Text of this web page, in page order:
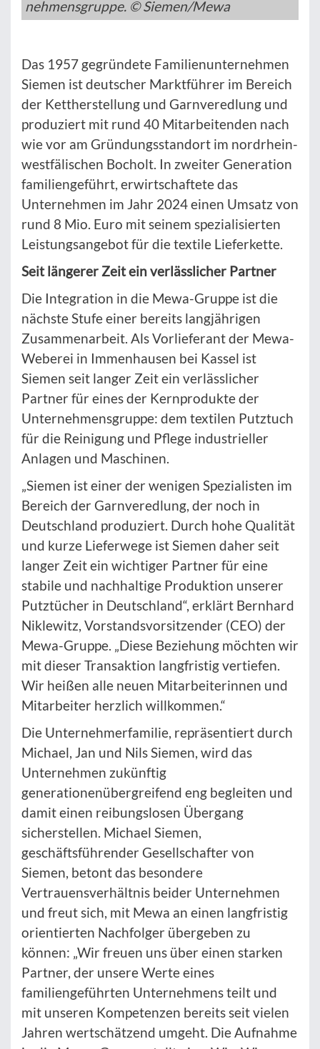
nehmensgruppe. © Siemen/Mewa
Das 1957 gegründete Familienunternehmen
Siemen ist deutscher Marktführer im Bereich
der Kettherstellung und Garnveredlung und
produziert mit rund 40 Mitarbeitenden nach
wie vor am Gründungsstandort im nordrhein-
westfälischen Bocholt. In zweiter Generation
familiengeführt, erwirtschaftete das
Unternehmen im Jahr 2024 einen Umsatz von
rund 8 Mio. Euro mit seinem spezialisierten
Leistungsangebot für die textile Lieferkette.
Seit längerer Zeit ein verlässlicher Partner
Die Integration in die Mewa-Gruppe ist die
nächste Stufe einer bereits langjährigen
Zusammenarbeit. Als Vorlieferant der Mewa-
Weberei in Immenhausen bei Kassel ist
Siemen seit langer Zeit ein verlässlicher
Partner für eines der Kernprodukte der
Unternehmensgruppe: dem textilen Putztuch
für die Reinigung und Pflege industrieller
Anlagen und Maschinen.
„Siemen ist einer der wenigen Spezialisten im
Bereich der Garnveredlung, der noch in
Deutschland produziert. Durch hohe Qualität
und kurze Lieferwege ist Siemen daher seit
langer Zeit ein wichtiger Partner für eine
stabile und nachhaltige Produktion unserer
Putztücher in Deutschland“, erklärt Bernhard
Niklewitz, Vorstandsvorsitzender (CEO) der
Mewa-Gruppe. „Diese Beziehung möchten wir
mit dieser Transaktion langfristig vertiefen.
Wir heißen alle neuen Mitarbeiterinnen und
Mitarbeiter herzlich willkommen.“
Die Unternehmerfamilie, repräsentiert durch
Michael, Jan und Nils Siemen, wird das
Unternehmen zukünftig
generationenübergreifend eng begleiten und
damit einen reibungslosen Übergang
sicherstellen. Michael Siemen,
geschäftsführender Gesellschafter von
Siemen, betont das besondere
Vertrauensverhältnis beider Unternehmen
und freut sich, mit Mewa an einen langfristig
orientierten Nachfolger übergeben zu
können: „Wir freuen uns über einen starken
Partner, der unsere Werte eines
familiengeführten Unternehmens teilt und
mit unseren Kompetenzen bereits seit vielen
Jahren wertschätzend umgeht. Die Aufnahme